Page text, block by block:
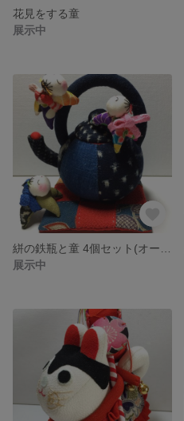
花見をする童
展示中
展示中